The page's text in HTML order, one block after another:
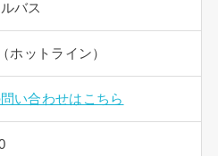
バス
ホットライン）
い合わせはこちら